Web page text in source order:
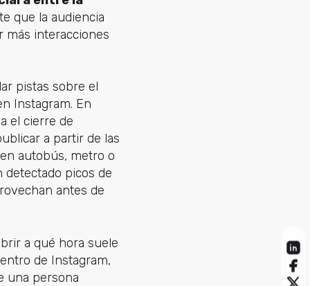
que la audiencia
más interacciones
pistas sobre el
Instagram. En
el cierre de
a partir de las
autobús, metro o
detectado picos de
antes de
a qué hora suele
de Instagram,
una persona